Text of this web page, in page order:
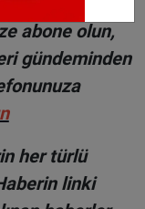
abone olun,
gündeminden
her türlü
linki